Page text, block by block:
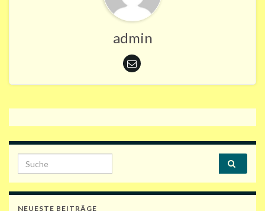
admin
Search for:
NEUESTE BEITRÄGE